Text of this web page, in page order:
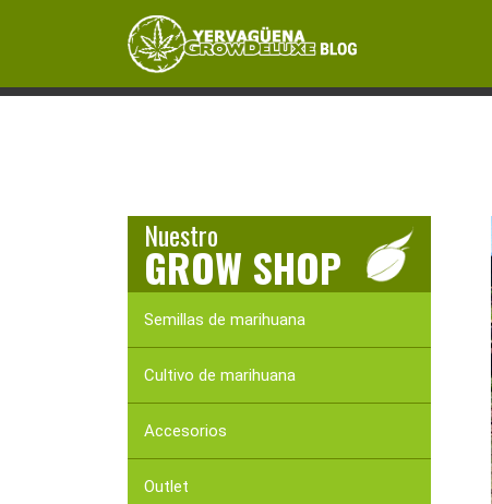
navigation
sidebar
MANUAL DE CULTIVO
Nuestro
GROW SHOP
Semillas de marihuana
Cultivo de marihuana
Accesorios
Outlet